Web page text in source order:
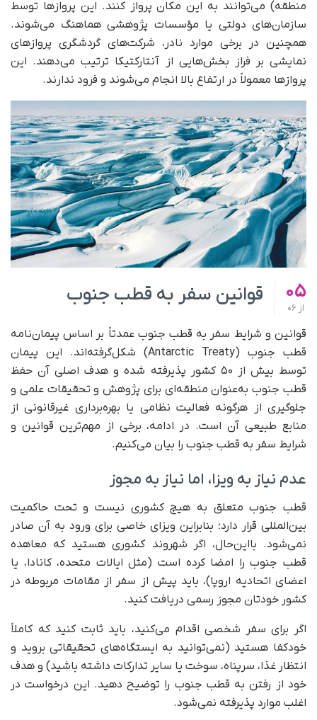
منطقه) می‌توانند به این مکان پرواز کنند. این پروازها توسط
سازمان‌های دولتی یا مؤسسات پژوهشی هماهنگ می‌شوند.
همچنین در برخی موارد نادر، شرکت‌های گردشگری پروازهای
نمایشی بر فراز بخش‌هایی از آنتارکتیکا ترتیب می‌دهند. این
پروازها معمولاً در ارتفاع بالا انجام می‌شوند و فرود ندارند.
05
از
قوانین سفر به قطب جنوب
قوانین و شرایط سفر به قطب جنوب عمدتاً بر اساس پیمان‌نامه
قطب جنوب (Antarctic Treaty) شکل‌گرفته‌اند. این پیمان
توسط بیش از ۵۰ کشور پذیرفته شده و هدف اصلی آن حفظ
قطب جنوب به‌عنوان منطقه‌ای برای پژوهش و تحقیقات علمی و
جلوگیری از هرگونه فعالیت نظامی یا بهره‌برداری غیرقانونی از
منابع طبیعی آن است. در ادامه، برخی از مهم‌ترین قوانین و
شرایط سفر به قطب جنوب را بیان می‌کنیم.
عدم نیاز به ویزا، اما نیاز به مجوز
قطب جنوب متعلق به هیچ کشوری نیست و تحت حاکمیت
بین‌المللی قرار دارد؛ بنابراین ویزای خاصی برای ورود به آن صادر
نمی‌شود. بااین‌حال، اگر شهروند کشوری هستید که معاهده
قطب جنوب را امضا کرده است (مثل ایالات متحده، کانادا، یا
اعضای اتحادیه اروپا)، باید پیش از سفر از مقامات مربوطه در
کشور خودتان مجوز رسمی دریافت کنید.
اگر برای سفر شخصی اقدام می‌کنید، باید ثابت کنید که کاملاً
خودکفا هستید (نمی‌توانید به ایستگاه‌های تحقیقاتی بروید و
انتظار غذا، سرپناه، سوخت یا سایر تدارکات داشته باشید) و هدف
خود از رفتن به قطب جنوب را توضیح دهید. این درخواست در
اغلب موارد پذیرفته نمی‌شود.